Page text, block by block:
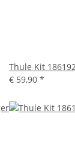
Thule Kit
€ 59,90 *